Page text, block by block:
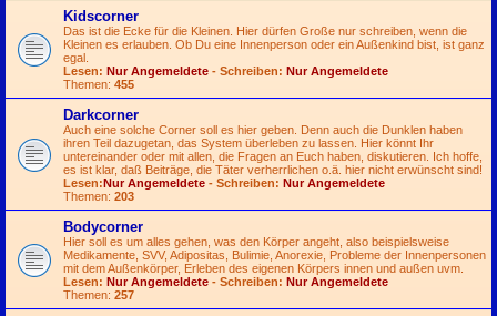
Kidscorner
Das ist die Ecke für die Kleinen. Hier dürfen Große nur schreiben, wenn die
Kleinen es erlauben. Ob Du eine Innenperson oder ein Außenkind bist, ist ganz
egal.
Lesen: Nur Angemeldete - Schreiben: Nur Angemeldete
Themen: 455
Darkcorner
Auch eine solche Corner soll es hier geben. Denn auch die Dunklen haben
ihren Teil dazugetan, das System überleben zu lassen. Hier könnt Ihr
untereinander oder mit allen, die Fragen an Euch haben, diskutieren. Ich hoffe,
es ist klar, daß Beiträge, die Täter verherrlichen o.ä. hier nicht erwünscht sind!
Lesen:Nur Angemeldete - Schreiben: Nur Angemeldete
Themen: 203
Bodycorner
Hier soll es um alles gehen, was den Körper angeht, also beispielsweise
Medikamente, SVV, Adipositas, Bulimie, Anorexie, Probleme der Innenpersonen
mit dem Außenkörper, Erleben des eigenen Körpers innen und außen uvm.
Lesen: Nur Angemeldete - Schreiben: Nur Angemeldete
Themen: 257